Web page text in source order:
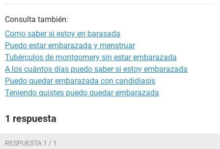
Consulta también:
Como saber si estoy en barasada
Puedo estar embarazada y menstruar
Tubérculos de montgomery sin estar embarazada
A los cuántos dias puedo saber si estoy embarazada
Puedo quedar embarazada con candidiasis
Teniendo quistes puedo quedar embarazada
1 respuesta
RESPUESTA 1 / 1